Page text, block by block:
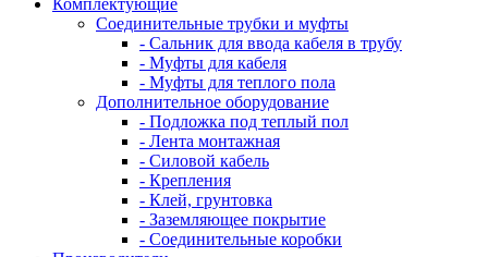
Комплектующие
Соединительные трубки и муфты
- Сальник для ввода кабеля в трубу
- Муфты для кабеля
- Муфты для теплого пола
Дополнительное оборудование
- Подложка под теплый пол
- Лента монтажная
- Силовой кабель
- Крепления
- Клей, грунтовка
- Заземляющее покрытие
- Соединительные коробки